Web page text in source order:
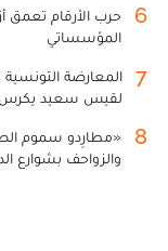
6
حرب الأرقام تعمق
المؤسساتي
7
المعارضة
لقيس سعيد يكرس
8
«مطارِدو سموم
والزواحف بشوارع